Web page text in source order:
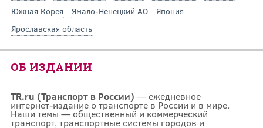
Южная Корея
Ямало-Ненецкий АО
Япония
Ярославская область
ОБ ИЗДАНИИ
TR.ru (Транспорт в России) — ежедневное
интернет-издание о транспорте в России и в мире.
Наши темы — общественный и коммерческий
транспорт, транспортные системы городов и